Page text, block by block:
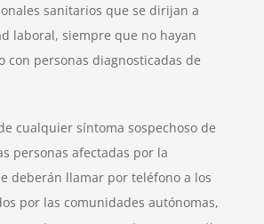
sanitarios que se dirijan a
laboral, siempre que no hayan
con personas diagnosticadas de
cualquier síntoma sospechoso de
personas afectadas por la
deberán llamar por teléfono a los
por las comunidades autónomas,